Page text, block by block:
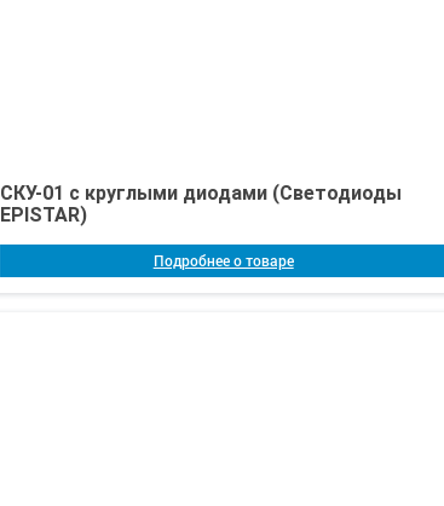
СКУ-01 с круглыми диодами (Светодиоды
EPISTAR)
Подробнее о товаре